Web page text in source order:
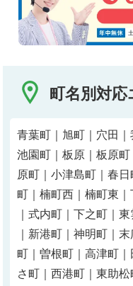
町名別対応
青葉町｜旭町｜穴田｜
池園町｜板原｜板原
原町｜小津島町｜春
町｜楠町西｜楠町東
｜式内町｜下之町｜
｜新港町｜神明町｜
町｜曽根町｜高津町
さ町｜西港町｜東助